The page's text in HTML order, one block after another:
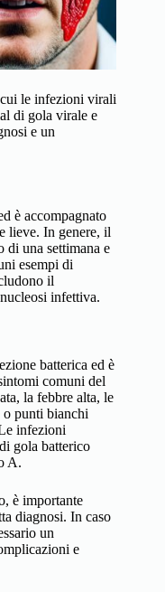
le infezioni virali
di gola virale e
e un
è accompagnato
lieve. In genere, il
di una settimana e
esempi di
il
infettiva.
batterica ed è
comuni del
la febbre alta, le
o punti bianchi
infezioni
gola batterico
A.
è importante
diagnosi. In caso
un
e